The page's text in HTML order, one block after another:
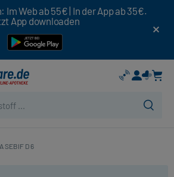
Im Web ab 55€ | In der App ab 35€.
App downloaden
SEBIF D 6